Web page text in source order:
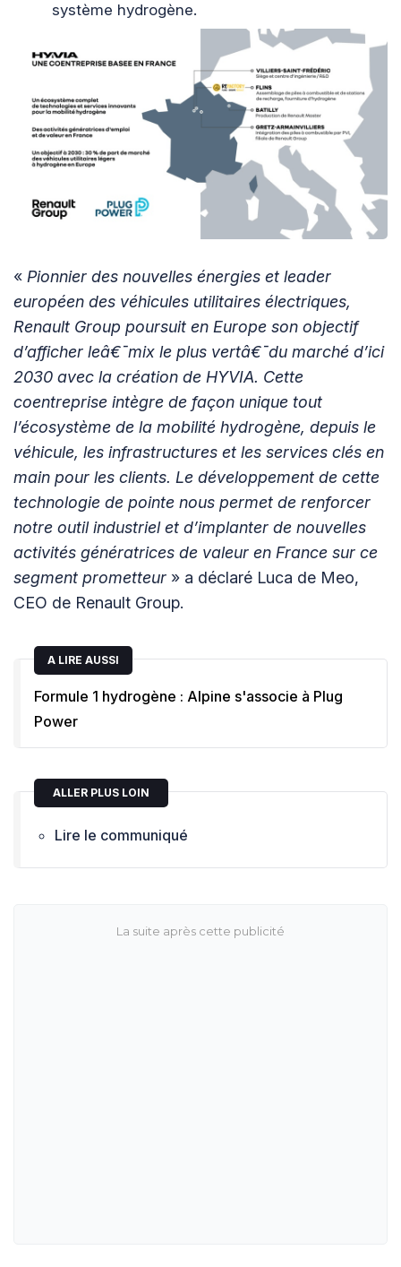
système hydrogène.
« Pionnier des nouvelles énergies et leader
européen des véhicules utilitaires électriques,
Renault Group poursuit en Europe son objectif
d’afficher leâ€¯mix le plus vertâ€¯du marché d’ici
2030 avec la création de HYVIA. Cette
coentreprise intègre de façon unique tout
l’écosystème de la mobilité hydrogène, depuis le
véhicule, les infrastructures et les services clés en
main pour les clients. Le développement de cette
technologie de pointe nous permet de renforcer
notre outil industriel et d’implanter de nouvelles
activités génératrices de valeur en France sur ce
segment prometteur » a déclaré Luca de Meo,
CEO de Renault Group.
A LIRE AUSSI
Formule 1 hydrogène : Alpine s'associe à Plug
Power
ALLER PLUS LOIN
Lire le communiqué